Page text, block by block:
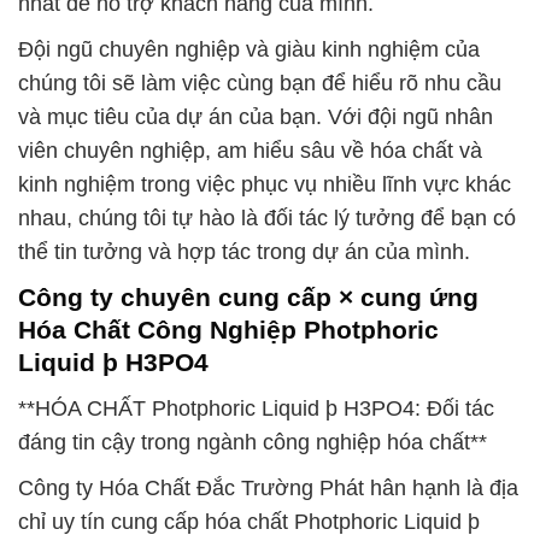
Đội ngũ chuyên nghiệp và giàu kinh nghiệm của
chúng tôi sẽ làm việc cùng bạn để hiểu rõ nhu cầu
và mục tiêu của dự án của bạn. Với đội ngũ nhân
viên chuyên nghiệp, am hiểu sâu về hóa chất và
kinh nghiệm trong việc phục vụ nhiều lĩnh vực khác
nhau, chúng tôi tự hào là đối tác lý tưởng để bạn có
thể tin tưởng và hợp tác trong dự án của mình.
Công ty chuyên cung cấp × cung ứng
Hóa Chất Công Nghiệp Photphoric
Liquid þ H3PO4
**HÓA CHẤT Photphoric Liquid þ H3PO4: Đối tác
đáng tin cậy trong ngành công nghiệp hóa chất**
Công ty Hóa Chất Đắc Trường Phát hân hạnh là địa
chỉ uy tín cung cấp hóa chất Photphoric Liquid þ